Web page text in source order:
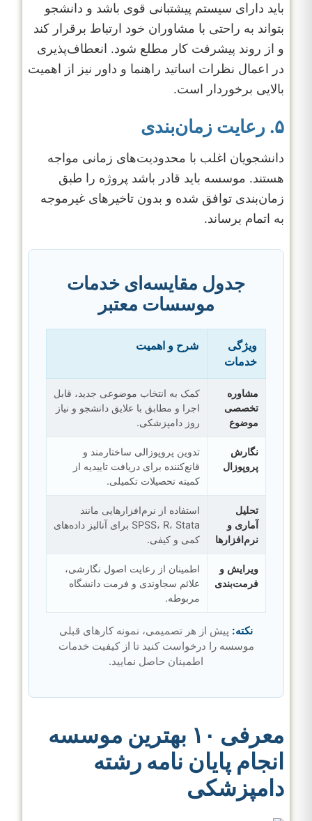
باید دارای سیستم پیشتبانی قوی باشد و دانشجو
بتواند به راحتی با مشاوران خود ارتباط برقرار کند
و از روند پیشرفت کار مطلع شود. انعطاف‌پذیری
در اعمال نظرات اساتید راهنما و داور نیز از اهمیت
بالایی برخوردار است.
۵. رعایت زمان‌بندی
دانشجویان اغلب با محدودیت‌های زمانی مواجه
هستند. موسسه باید قادر باشد پروژه را طبق
زمان‌بندی توافق شده و بدون تاخیرهای غیرموجه
به اتمام برساند.
جدول مقایسه‌ای خدمات
موسسات معتبر
ویژگی
خدمات
شرح و اهمیت
مشاوره
تخصصی
موضوع
کمک به انتخاب موضوعی جدید، قابل
اجرا و مطابق با علایق دانشجو و نیاز
روز دامپزشکی.
نگارش
پروپوزال
تدوین پروپوزالی ساختارمند و
قانع‌کننده برای دریافت تاییدیه از
کمیته تحصیلات تکمیلی.
تحلیل
آماری و
نرم‌افزارها
استفاده از نرم‌افزارهایی مانند
SPSS، R، Stata برای آنالیز داده‌های
کمی و کیفی.
ویرایش و
فرمت‌بندی
اطمینان از رعایت اصول نگارشی،
علائم سجاوندی و فرمت دانشگاه
مربوطه.
نکته: پیش از هر تصمیمی، نمونه کارهای قبلی
موسسه را درخواست کنید تا از کیفیت خدمات
اطمینان حاصل نمایید.
معرفی ۱۰ بهترین موسسه
انجام پایان نامه رشته
دامپزشکی